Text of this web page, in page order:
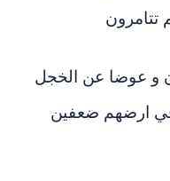
عوضا عن الخجل
ضعفين